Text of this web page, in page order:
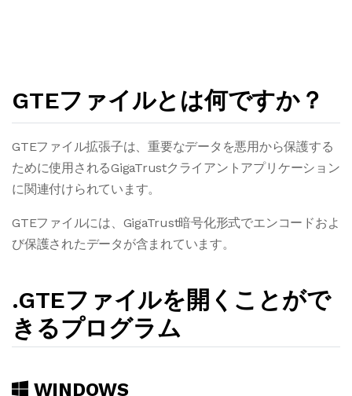
GTEファイルとは何ですか？
GTEファイル拡張子は、重要なデータを悪用から保護する
ために使用されるGigaTrustクライアントアプリケーション
に関連付けられています。
GTEファイルには、GigaTrust暗号化形式でエンコードおよ
び保護されたデータが含まれています。
.GTEファイルを開くことがで
きるプログラム
WINDOWS